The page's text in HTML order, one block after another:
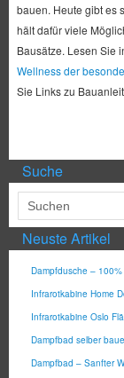
bauen. Heute gibt es
hält dafür viele
Bausätze. Lesen Sie
Wellness der
Sie Links zu
Suche
Neuste Artikel
Dampfdusche –
Infrarotkabine Home
Infrarotkabine Oslo
Dampfbad selber
Dampfbad – Sanfter